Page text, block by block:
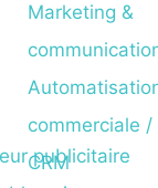
Marketing &
commerciale /
CRM